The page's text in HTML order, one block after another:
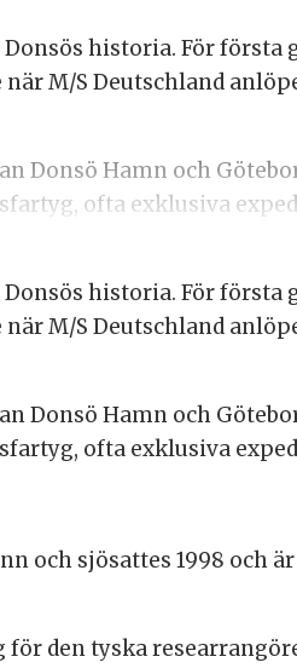
historia. För
M/S Deutschland
Donsö Hamn och
ofta exklusiva
historia. För
M/S Deutschland
Donsö Hamn och
ofta exklusiva
och sjösattes 1998 och
den tyska